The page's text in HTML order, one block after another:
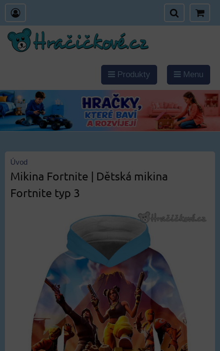
Produkty Menu
Úvod
Mikina Fortnite | Dětská mikina
Fortnite typ 3